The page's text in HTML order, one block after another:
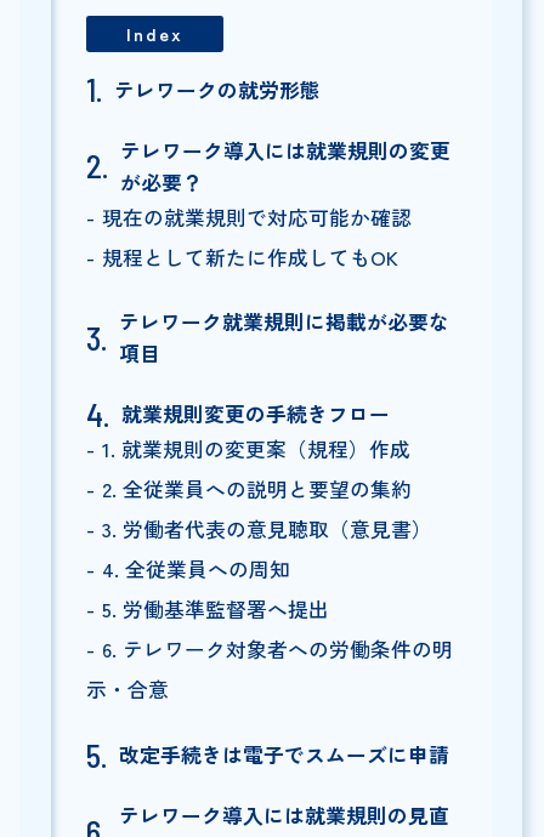
Index
テレワークの就労形態
テレワーク導入には就業規則の変更
が必要？
現在の就業規則で対応可能か確認
規程として新たに作成してもOK
テレワーク就業規則に掲載が必要な
項目
就業規則変更の手続きフロー
1. 就業規則の変更案（規程）作成
2. 全従業員への説明と要望の集約
3. 労働者代表の意見聴取（意見書）
4. 全従業員への周知
5. 労働基準監督署へ提出
6. テレワーク対象者への労働条件の明
示・合意
改定手続きは電子でスムーズに申請
テレワーク導入には就業規則の見直